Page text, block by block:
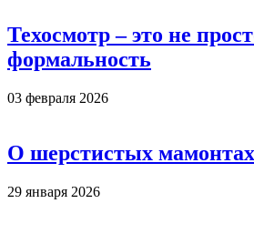
Техосмотр – это не
формальность
03 февраля 2026
О шерстистых мамонтах
29 января 2026